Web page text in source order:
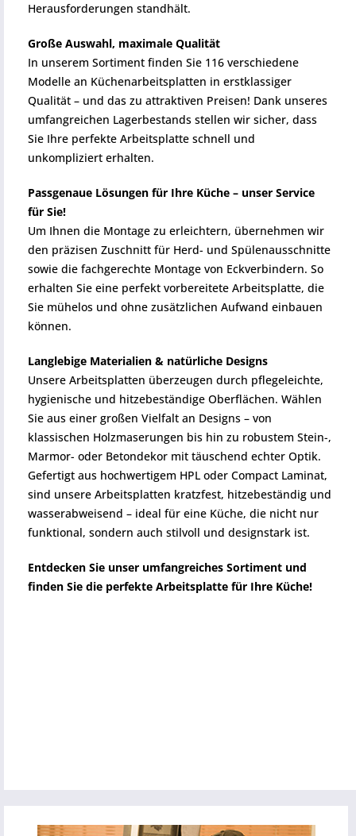
Herausforderungen standhält.
Große Auswahl, maximale Qualität
In unserem Sortiment finden Sie 116 verschiedene
Modelle an Küchenarbeitsplatten in erstklassiger
Qualität – und das zu attraktiven Preisen! Dank unseres
umfangreichen Lagerbestands stellen wir sicher, dass
Sie Ihre perfekte Arbeitsplatte schnell und
unkompliziert erhalten.
Passgenaue Lösungen für Ihre Küche – unser Service
für Sie!
Um Ihnen die Montage zu erleichtern, übernehmen wir
den präzisen Zuschnitt für Herd- und Spülenausschnitte
sowie die fachgerechte Montage von Eckverbindern. So
erhalten Sie eine perfekt vorbereitete Arbeitsplatte, die
Sie mühelos und ohne zusätzlichen Aufwand einbauen
können.
Langlebige Materialien & natürliche Designs
Unsere Arbeitsplatten überzeugen durch pflegeleichte,
hygienische und hitzebeständige Oberflächen. Wählen
Sie aus einer großen Vielfalt an Designs – von
klassischen Holzmaserungen bis hin zu robustem Stein-,
Marmor- oder Betondekor mit täuschend echter Optik.
Gefertigt aus hochwertigem HPL oder Compact Laminat,
sind unsere Arbeitsplatten kratzfest, hitzebeständig und
wasserabweisend – ideal für eine Küche, die nicht nur
funktional, sondern auch stilvoll und designstark ist.
Entdecken Sie unser umfangreiches Sortiment und
finden Sie die perfekte Arbeitsplatte für Ihre Küche!